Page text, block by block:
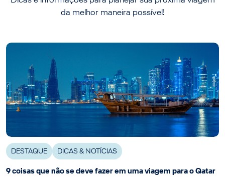
da melhor maneira possível!
DESTAQUE DICAS & NOTÍCIAS
9 coisas que não se deve fazer em uma viagem para o Qatar